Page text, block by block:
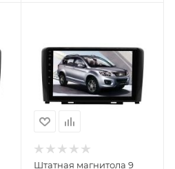
Штатная магнитола 9